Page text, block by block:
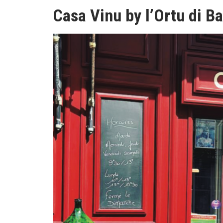
Casa Vinu by l’Ortu di